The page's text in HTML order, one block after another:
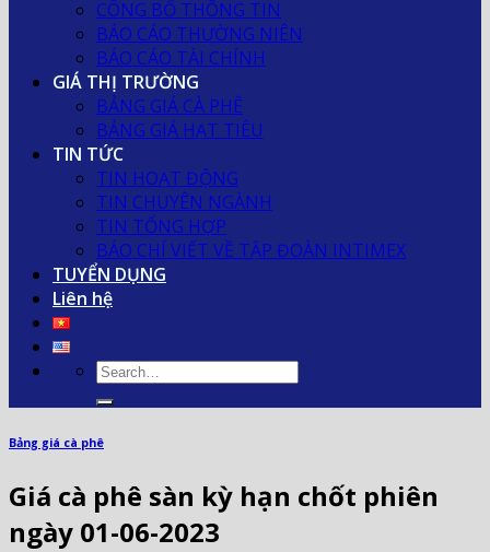
CÔNG BỐ THÔNG TIN
BÁO CÁO THƯỜNG NIÊN
BÁO CÁO TÀI CHÍNH
GIÁ THỊ TRƯỜNG
BẢNG GIÁ CÀ PHÊ
BẢNG GIÁ HẠT TIÊU
TIN TỨC
TIN HOẠT ĐỘNG
TIN CHUYÊN NGÀNH
TIN TỔNG HỢP
BÁO CHÍ VIẾT VỀ TẬP ĐOÀN INTIMEX
TUYỂN DỤNG
Liên hệ
Bảng giá cà phê
Giá cà phê sàn kỳ hạn chốt phiên
ngày 01-06-2023